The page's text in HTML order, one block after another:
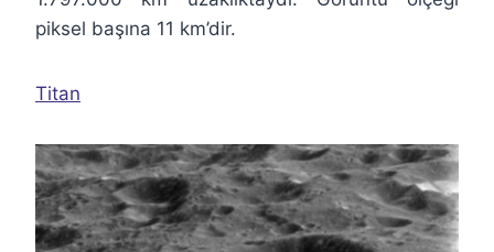
piksel başına 11 km’dir.
Titan